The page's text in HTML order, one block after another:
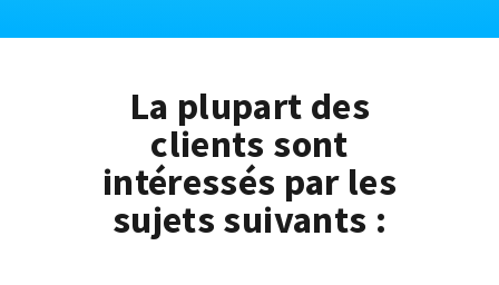
La plupart des
clients sont
intéressés par les
sujets suivants :